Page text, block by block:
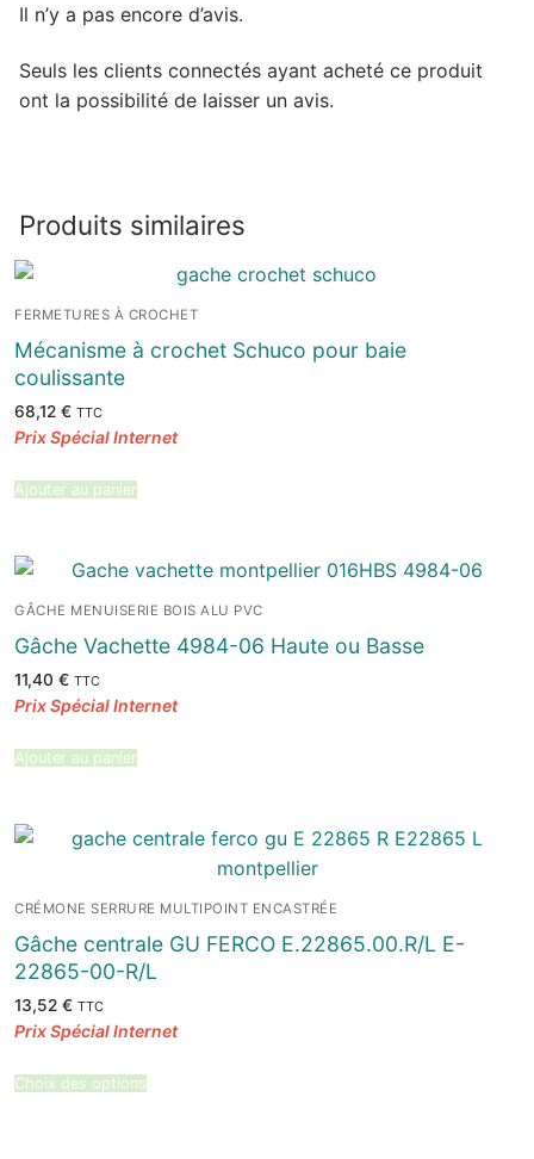
Il n’y a pas encore d’avis.
Seuls les clients connectés ayant acheté ce produit
ont la possibilité de laisser un avis.
Produits similaires
FERMETURES À CROCHET
Mécanisme à crochet Schuco pour baie
coulissante
68,12 € TTC
Ajouter au panier
GÂCHE MENUISERIE BOIS ALU PVC
Gâche Vachette 4984-06 Haute ou Basse
11,40 € TTC
Ajouter au panier
CRÉMONE SERRURE MULTIPOINT ENCASTRÉE
Gâche centrale GU FERCO E.22865.00.R/L E-
22865-00-R/L
13,52 € TTC
Choix des options